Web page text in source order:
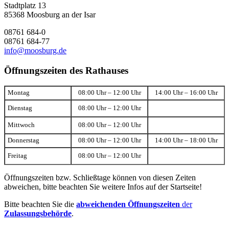
Stadtplatz 13
85368 Moosburg an der Isar
08761 684-0
08761 684-77
info@moosburg.de
Öffnungszeiten des Rathauses
Montag 08:00 Uhr – 12:00 Uhr 14:00 Uhr – 16:00 Uhr
Dienstag 08:00 Uhr – 12:00 Uhr
Mittwoch 08:00 Uhr – 12:00 Uhr
Donnerstag 08:00 Uhr – 12:00 Uhr 14:00 Uhr – 18:00 Uhr
Freitag 08:00 Uhr – 12:00 Uhr
Öffnungszeiten bzw. Schließtage können von diesen Zeiten
abweichen, bitte beachten Sie weitere Infos auf der Startseite!
Bitte beachten Sie die abweichenden Öffnungszeiten der
Zulassungsbehörde.